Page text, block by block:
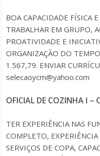
BOA CAPACIDADE FÍSICA
TRABALHAR EM GRUPO,
PROATIVIDADE E
ORGANIZAÇÃO DO
1.567,79. ENVIAR
selecaoycm@yahoo.com
OFICIAL DE COZINHA I –
TER EXPERIÊNCIA NAS
COMPLETO,
SERVIÇOS DE COPA,